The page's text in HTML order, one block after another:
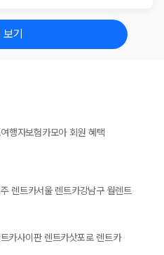
보기
여행자보험카모아 회원 혜택
렌트카서울 렌트카강남구 월렌트
카사이판 렌트카삿포로 렌트카